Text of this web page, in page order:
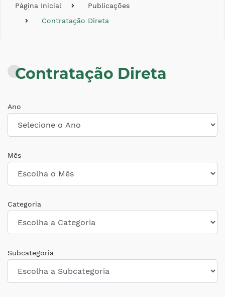
Página Inicial
Publicações
Contratação Direta
Contratação Direta
Ano
Mês
Categoria
Subcategoria